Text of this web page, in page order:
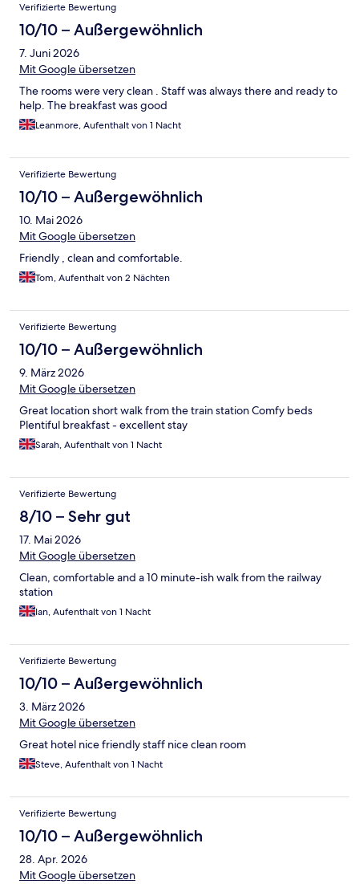
Verifizierte Bewertung
10/10 – Außergewöhnlich
7. Juni 2026
Mit Google übersetzen
The rooms were very clean . Staff was always there and ready to
help. The breakfast was good
Leanmore, Aufenthalt von 1 Nacht
Verifizierte Bewertung
10/10 – Außergewöhnlich
10. Mai 2026
Mit Google übersetzen
Friendly , clean and comfortable.
Tom, Aufenthalt von 2 Nächten
Verifizierte Bewertung
10/10 – Außergewöhnlich
9. März 2026
Mit Google übersetzen
Great location short walk from the train station Comfy beds
Plentiful breakfast - excellent stay
Sarah, Aufenthalt von 1 Nacht
Verifizierte Bewertung
8/10 – Sehr gut
17. Mai 2026
Mit Google übersetzen
Clean, comfortable and a 10 minute-ish walk from the railway
station
Ian, Aufenthalt von 1 Nacht
Verifizierte Bewertung
10/10 – Außergewöhnlich
3. März 2026
Mit Google übersetzen
Great hotel nice friendly staff nice clean room
Steve, Aufenthalt von 1 Nacht
Verifizierte Bewertung
10/10 – Außergewöhnlich
28. Apr. 2026
Mit Google übersetzen